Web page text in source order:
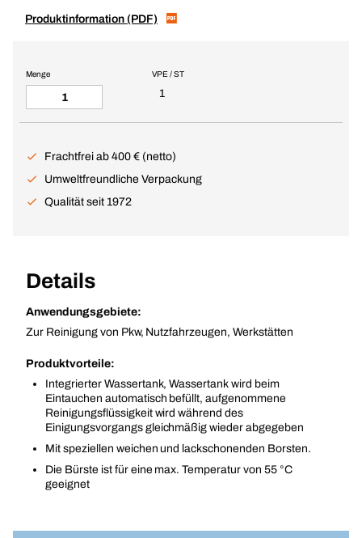
Produktinformation (PDF)
VPE / ST
1
Menge
Frachtfrei ab 400 € (netto)
Umweltfreundliche Verpackung
Qualität seit 1972
Details
Anwendungsgebiete:
Zur Reinigung von Pkw, Nutzfahrzeugen, Werkstätten
Produktvorteile:
Integrierter Wassertank, Wassertank wird beim
Eintauchen automatisch befüllt, aufgenommene
Reinigungsflüssigkeit wird während des
Einigungsvorgangs gleichmäßig wieder abgegeben
Mit speziellen weichen und lackschonenden Borsten.
Die Bürste ist für eine max. Temperatur von 55 °C
geeignet